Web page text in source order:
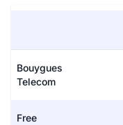
Bouygues
Telecom
Free